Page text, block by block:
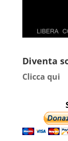
Diventa
Clicca qui